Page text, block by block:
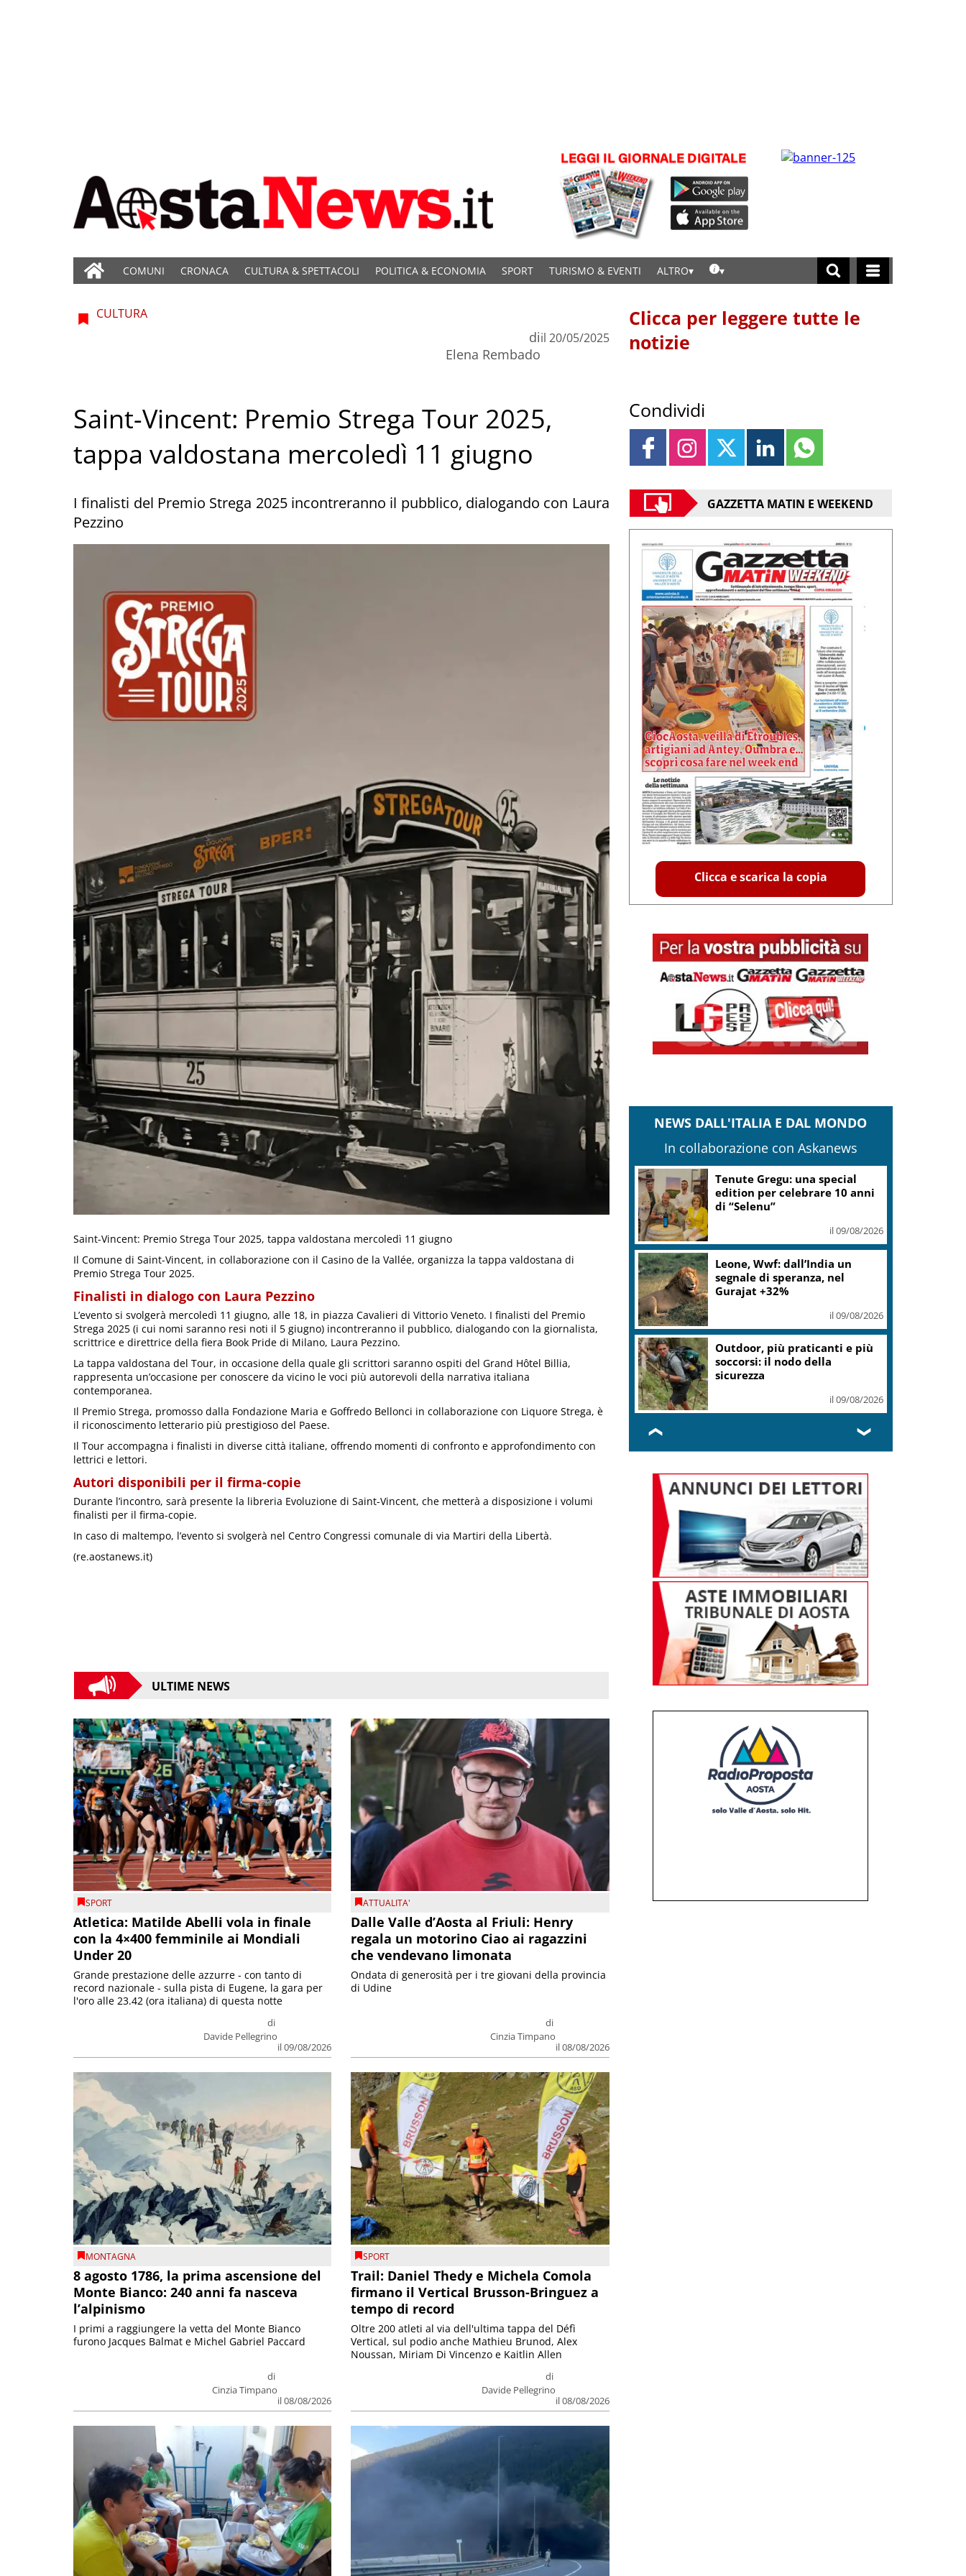
COMUNI CRONACA CULTURA & SPETTACOLI POLITICA & ECONOMIA SPORT TURISMO & EVENTI ALTRO
CULTURA
di
Elena Rembado
il 20/05/2025
Saint-Vincent: Premio Strega Tour 2025,
tappa valdostana mercoledì 11 giugno
I finalisti del Premio Strega 2025 incontreranno il pubblico, dialogando con Laura
Pezzino
Saint-Vincent: Premio Strega Tour 2025, tappa valdostana mercoledì 11 giugno
Il Comune di Saint-Vincent, in collaborazione con il Casino de la Vallée, organizza la tappa valdostana di
Premio Strega Tour 2025.
Finalisti in dialogo con Laura Pezzino
L’evento si svolgerà mercoledì 11 giugno, alle 18, in piazza Cavalieri di Vittorio Veneto. I finalisti del Premio
Strega 2025 (i cui nomi saranno resi noti il 5 giugno) incontreranno il pubblico, dialogando con la giornalista,
scrittrice e direttrice della fiera Book Pride di Milano, Laura Pezzino.
La tappa valdostana del Tour, in occasione della quale gli scrittori saranno ospiti del Grand Hôtel Billia,
rappresenta un’occasione per conoscere da vicino le voci più autorevoli della narrativa italiana
contemporanea.
Il Premio Strega, promosso dalla Fondazione Maria e Goffredo Bellonci in collaborazione con Liquore Strega, è
il riconoscimento letterario più prestigioso del Paese.
Il Tour accompagna i finalisti in diverse città italiane, offrendo momenti di confronto e approfondimento con
lettrici e lettori.
Autori disponibili per il firma-copie
Durante l’incontro, sarà presente la libreria Evoluzione di Saint-Vincent, che metterà a disposizione i volumi
finalisti per il firma-copie.
In caso di maltempo, l’evento si svolgerà nel Centro Congressi comunale di via Martiri della Libertà.
(re.aostanews.it)
ULTIME NEWS
SPORT
Atletica: Matilde Abelli vola in finale
con la 4×400 femminile ai Mondiali
Under 20
di
Davide Pellegrino
il 09/08/2026
Grande prestazione delle azzurre - con tanto di
record nazionale - sulla pista di Eugene, la gara per
l'oro alle 23.42 (ora italiana) di questa notte
ATTUALITA'
Dalle Valle d’Aosta al Friuli: Henry
regala un motorino Ciao ai ragazzini
che vendevano limonata
di
Cinzia Timpano
il 08/08/2026
Ondata di generosità per i tre giovani della provincia
di Udine
MONTAGNA
8 agosto 1786, la prima ascensione del
Monte Bianco: 240 anni fa nasceva
l’alpinismo
di
Cinzia Timpano
il 08/08/2026
I primi a raggiungere la vetta del Monte Bianco
furono Jacques Balmat e Michel Gabriel Paccard
SPORT
Trail: Daniel Thedy e Michela Comola
firmano il Vertical Brusson-Bringuez a
tempo di record
di
Davide Pellegrino
il 08/08/2026
Oltre 200 atleti al via dell'ultima tappa del Défì
Vertical, sul podio anche Mathieu Brunod, Alex
Noussan, Miriam Di Vincenzo e Kaitlin Allen
Clicca per leggere tutte le
notizie
Condividi
GAZZETTA MATIN E WEEKEND
Clicca e scarica la copia
NEWS DALL'ITALIA E DAL MONDO
In collaborazione con Askanews
Tenute Gregu: una special
edition per celebrare 10 anni
di “Selenu”
il 09/08/2026
Leone, Wwf: dall’India un
segnale di speranza, nel
Gurajat +32%
il 09/08/2026
Outdoor, più praticanti e più
soccorsi: il nodo della
sicurezza
il 09/08/2026
❮ ❯